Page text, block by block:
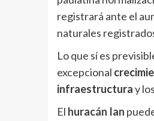
registrará ante el
naturales
Lo que sí es
excepcional
infraestructuray
El huracán Ian